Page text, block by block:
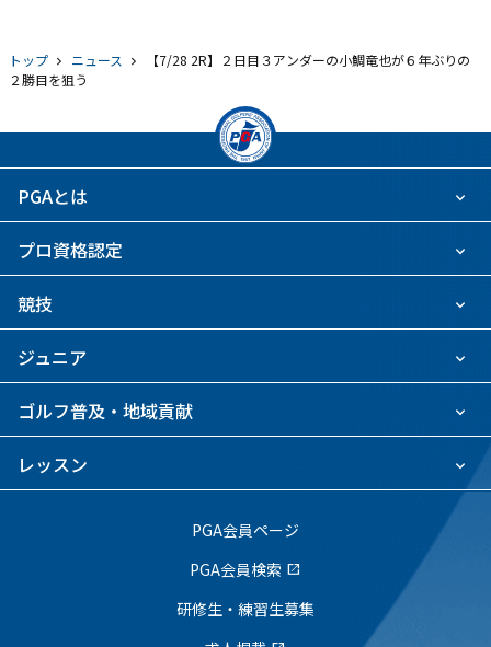
トップ ニュース
【7/28 2R】２日目３アンダーの小鯛竜也が６年ぶりの
２勝目を狙う
PGAとは
プロ資格認定
競技
ジュニア
ゴルフ普及・地域貢献
レッスン
PGA会員ページ
PGA会員検索 open_in_new
研修生・練習生募集